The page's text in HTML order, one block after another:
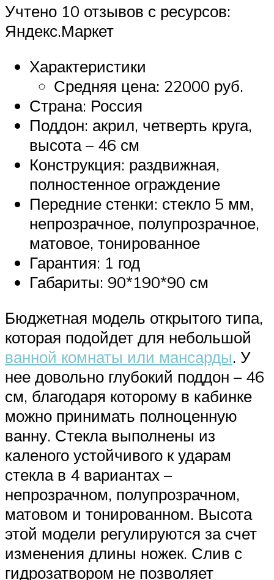
Учтено 10 отзывов с ресурсов:
Яндекс.Маркет
Характеристики
Средняя цена: 22000 руб.
Страна: Россия
Поддон: акрил, четверть круга,
высота – 46 см
Конструкция: раздвижная,
полностенное ограждение
Передние стенки: стекло 5 мм,
непрозрачное, полупрозрачное,
матовое, тонированное
Гарантия: 1 год
Габариты: 90*190*90 см
Бюджетная модель открытого типа,
которая подойдет для небольшой
ванной комнаты или мансарды. У
нее довольно глубокий поддон – 46
см, благодаря которому в кабинке
можно принимать полноценную
ванну. Стекла выполнены из
каленого устойчивого к ударам
стекла в 4 вариантах –
непрозрачном, полупрозрачном,
матовом и тонированном. Высота
этой модели регулируются за счет
изменения длины ножек. Слив с
гидрозатвором не позволяет